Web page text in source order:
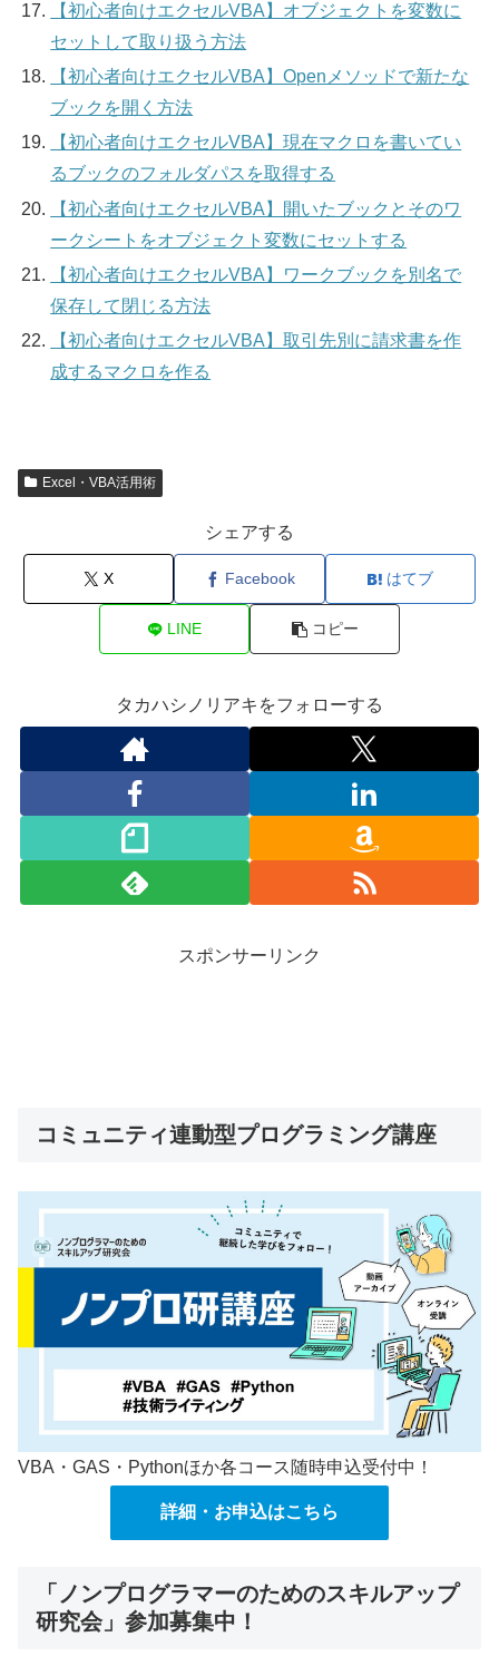
【初心者向けエクセルVBA】オブジェクトを変数に
セットして取り扱う方法
【初心者向けエクセルVBA】Openメソッドで新たな
ブックを開く方法
【初心者向けエクセルVBA】現在マクロを書いてい
るブックのフォルダパスを取得する
【初心者向けエクセルVBA】開いたブックとそのワ
ークシートをオブジェクト変数にセットする
【初心者向けエクセルVBA】ワークブックを別名で
保存して閉じる方法
【初心者向けエクセルVBA】取引先別に請求書を作
成するマクロを作る
Excel・VBA活用術
シェアする
X Facebook はてブ
LINE コピー
タカハシノリアキをフォローする
スポンサーリンク
コミュニティ連動型プログラミング講座
VBA・GAS・Pythonほか各コース随時申込受付中！
詳細・お申込はこちら
「ノンプログラマーのためのスキルアップ
研究会」参加募集中！